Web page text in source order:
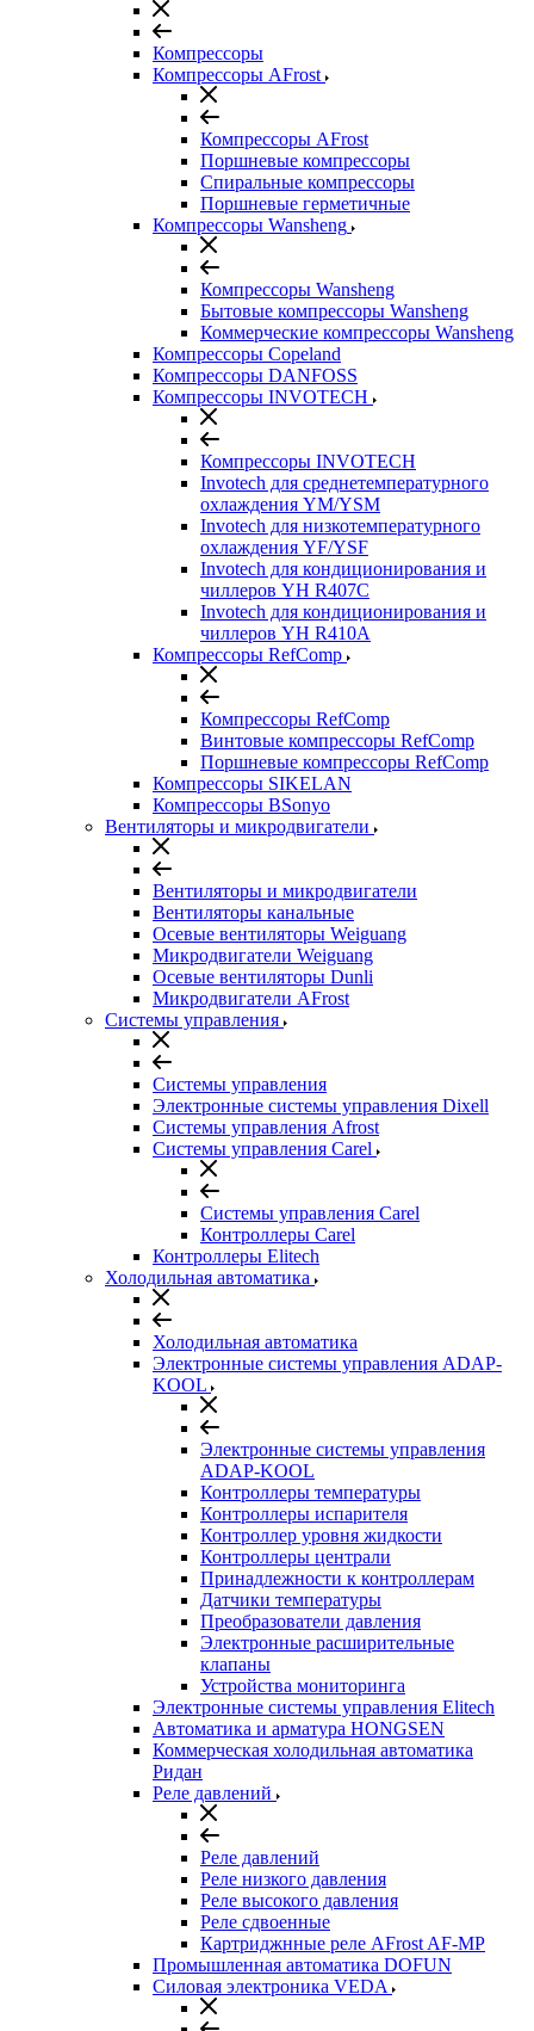
Компрессоры
Компрессоры AFrost
Компрессоры AFrost
Поршневые компрессоры
Спиральные компрессоры
Поршневые герметичные
Компрессоры Wansheng
Компрессоры Wansheng
Бытовые компрессоры Wansheng
Коммерческие компрессоры Wansheng
Компрессоры Copeland
Компрессоры DANFOSS
Компрессоры INVOTECH
Компрессоры INVOTECH
Invotech для среднетемпературного
охлаждения YM/YSM
Invotech для низкотемпературного
охлаждения YF/YSF
Invotech для кондиционирования и
чиллеров YH R407C
Invotech для кондиционирования и
чиллеров YH R410A
Компрессоры RefComp
Компрессоры RefComp
Винтовые компрессоры RefComp
Поршневые компрессоры RefComp
Компрессоры SIKELAN
Компрессоры BSonyo
Вентиляторы и микродвигатели
Вентиляторы и микродвигатели
Вентиляторы канальные
Осевые вентиляторы Weiguang
Микродвигатели Weiguang
Осевые вентиляторы Dunli
Микродвигатели AFrost
Системы управления
Системы управления
Электронные системы управления Dixell
Системы управления Afrost
Системы управления Carel
Системы управления Carel
Контроллеры Carel
Контроллеры Elitech
Холодильная автоматика
Холодильная автоматика
Электронные системы управления ADAP-
KOOL
Электронные системы управления
ADAP-KOOL
Контроллеры температуры
Контроллеры испарителя
Контроллер уровня жидкости
Контроллеры централи
Принадлежности к контроллерам
Датчики температуры
Преобразователи давления
Электронные расширительные
клапаны
Устройства мониторинга
Электронные системы управления Elitech
Автоматика и арматура HONGSEN
Коммерческая холодильная автоматика
Ридан
Реле давлений
Реле давлений
Реле низкого давления
Реле высокого давления
Реле сдвоенные
Картриджнные реле AFrost AF-MP
Промышленная автоматика DOFUN
Силовая электроника VEDA